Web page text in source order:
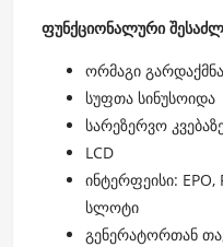
ფუნქციონალური
ორმაგი გარდაქმნა
სუფთა სინუსოიდა
სარეზერვო
LCD
ინტერფეისი: EPO,
სლოტი
გენერატორთან